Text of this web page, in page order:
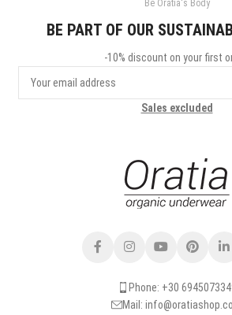
Be Oratia's Body
BE PART OF OUR
-10% discount on your first
Sales excluded
Phone: +30
Mail: